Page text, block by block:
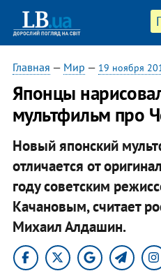
Главная — Мир — 19 ноября
Японцы
мультфильм про
Новый японский
отличается от
году советским
Качановым, считает
Михаил Алдашин.